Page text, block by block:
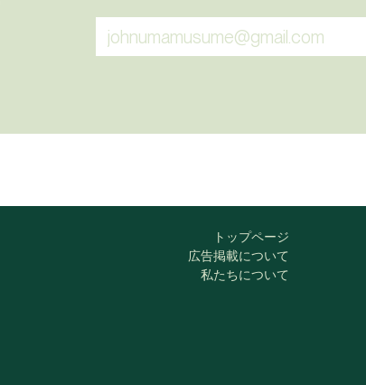
トップページ
広告掲載について
私たちについて